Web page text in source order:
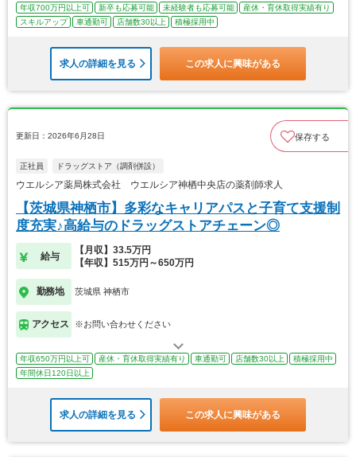
年収700万円以上可 新卒も応募可能 未経験者も応募可能
産休・育休取得実績有り
スキルアップ
車通勤可 店舗数30以上 積極採用中
求人の詳細を見る この求人に興味がある
更新日：2026年6月28日 保存する
正社員 ドラッグストア（調剤併設）
ウエルシア薬局株式会社 ウエルシア神栖中央店の薬剤師求人
【茨城県神栖市】多彩なキャリアパスと子育て支援制
度充実♪高給与のドラッグストアチェーン◎
給与
【月収】33.5万円
【年収】515万円～650万円
勤務地 茨城県 神栖市
アクセス ※お問い合わせください
年収650万円以上可 産休・育休取得実績有り 車通勤可 店舗数30以上
積極採用中
年間休日120日以上
求人の詳細を見る この求人に興味がある